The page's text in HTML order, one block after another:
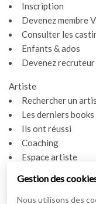
Inscription
Devenez membre
Consulter les
Enfants & ados
Devenez recruteur
Artiste
Rechercher un
Les derniers books
Ils ont réussi
Coaching
Espace artiste
Actualités
Actualités
Gestion des
Nous utilisons des